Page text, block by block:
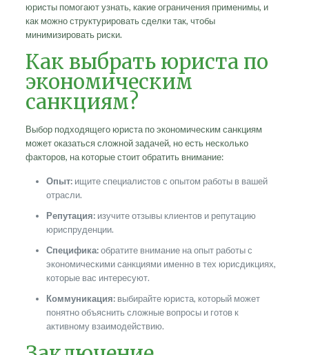
юристы помогают узнать, какие ограничения применимы, и
как можно структурировать сделки так, чтобы
минимизировать риски.
Как выбрать юриста по
экономическим
санкциям?
Выбор подходящего юриста по экономическим санкциям
может оказаться сложной задачей, но есть несколько
факторов, на которые стоит обратить внимание:
Опыт: ищите специалистов с опытом работы в вашей
отрасли.
Репутация: изучите отзывы клиентов и репутацию
юриспруденции.
Специфика:обратите внимание на опыт работы с
экономическими санкциями именно в тех юрисдикциях,
которые вас интересуют.
Коммуникация: выбирайте юриста, который может
понятно объяснить сложные вопросы и готов к
активному взаимодействию.